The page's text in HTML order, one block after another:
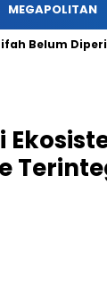
MEGAPOLITAN